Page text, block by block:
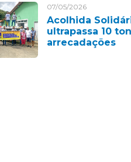
07/05/2026
Acolhida
ultrapassa 10
arrecadações